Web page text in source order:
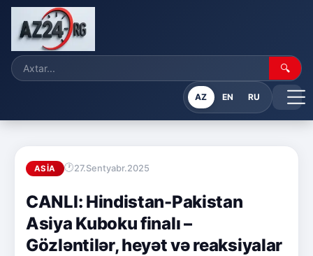
🔍
AZ EN RU
ASIA 27.Sentyabr.2025
CANLI: Hindistan-Pakistan
Asiya Kuboku finalı –
Gözləntilər, heyət və reaksiyalar